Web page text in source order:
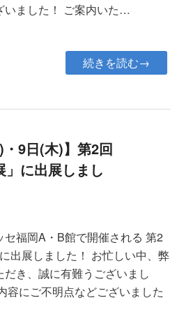
いました！ ご案内いた…
続きを読む→
・9日(木)】第2回
」に出展しまし
福岡A・B館で開催される 第2
出展しました！ お忙しい中、弊
き、誠に有難うございまし
容にご不明点などございました